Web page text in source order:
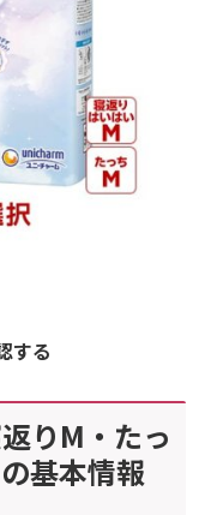
する
りM・たっ
基本情報